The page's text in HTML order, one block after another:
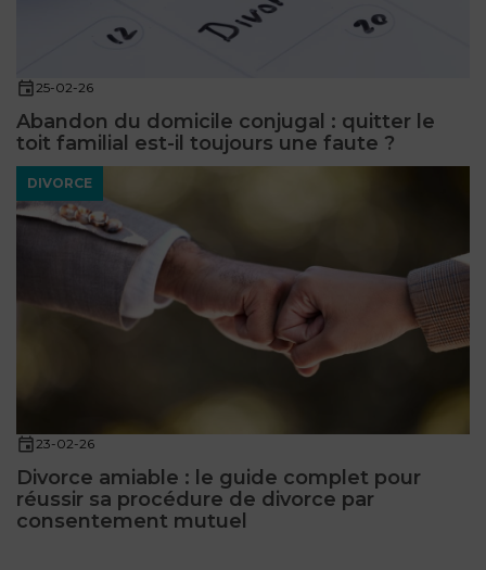
25-02-26
Abandon du domicile conjugal : quitter le
toit familial est-il toujours une faute ?
DIVORCE
23-02-26
Divorce amiable : le guide complet pour
réussir sa procédure de divorce par
consentement mutuel